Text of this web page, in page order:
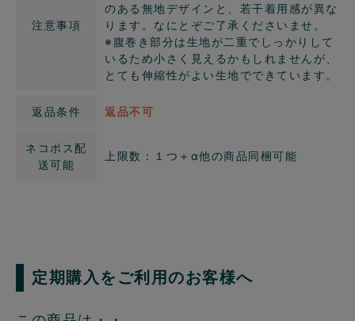
注意事項
のある無地デザインと、若干着用感が異な
ります。なにとぞご了承くださいませ。
※腹巻き部分は生地が二重でしっかりして
いるため小さく見えるかもしれませんが、
とても伸縮性がよい生地でできています。
返品条件 返品不可
ネコポス配
送可能
上限数：１つ＋α他の商品同梱可能
定期購入をご利用のお客様へ